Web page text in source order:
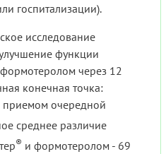
госпитализации).
исследование
функции
через 12
конечная точка:
приемом очередной
среднее различие
® и формотеролом - 69